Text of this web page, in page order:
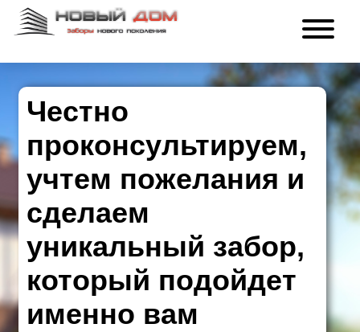
Честно
проконсультируем,
учтем пожелания и
сделаем
уникальный забор,
который подойдет
именно вам